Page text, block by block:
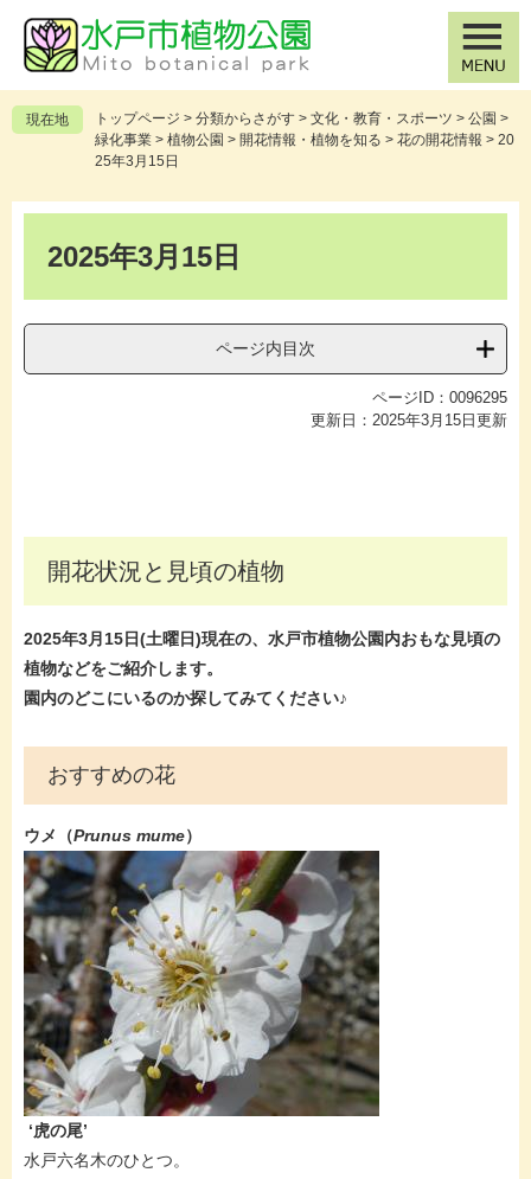
の
先
頭
ー
を
飛
現在地 トップページ > 分類からさがす > 文化・教育・スポーツ > 公園 >
緑化事業 > 植物公園 > 開花情報・植物を知る > 花の開花情報 > 20
25年3月15日
2025年3月15日
ページ内目次
ページID：0096295
更新日：2025年3月15日更新
開花状況と見頃の植物
2025年3月15日(土曜日)現在の、水戸市植物公園内おもな見頃の
植物などをご紹介します。
園内のどこにいるのか探してみてください♪
おすすめの花
ウメ（Prunus mume​​​）
‘虎の尾’
水戸六名木のひとつ。​